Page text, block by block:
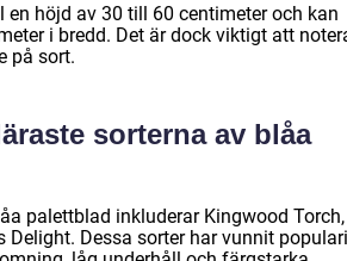
höjd av 30 till 60 centimeter och kan
i bredd. Det är dock viktigt att
på sort.
sorterna av blåa
palettblad inkluderar Kingwood Torch,
Delight. Dessa sorter har vunnit